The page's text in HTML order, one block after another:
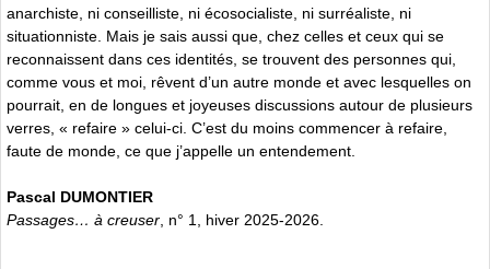
anarchiste, ni conseilliste, ni écosocialiste, ni surréaliste, ni
situationniste. Mais je sais aussi que, chez celles et ceux qui se
reconnaissent dans ces identités, se trouvent des personnes qui,
comme vous et moi, rêvent d’un autre monde et avec lesquelles on
pourrait, en de longues et joyeuses discussions autour de plusieurs
verres, « refaire » celui-ci. C’est du moins commencer à refaire,
faute de monde, ce que j’appelle un entendement.
Pascal DUMONTIER
Passages… à creuser , n° 1, hiver 2025-2026.